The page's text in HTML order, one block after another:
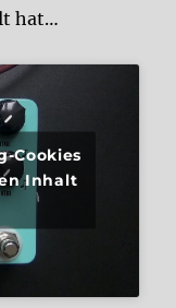
hat…
Cookies
Inhalt